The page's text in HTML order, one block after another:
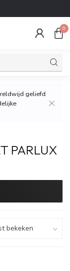
0
geliefd
PARLUX